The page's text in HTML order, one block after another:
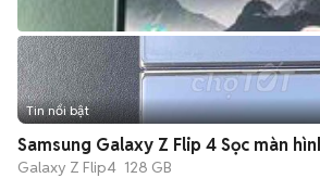
Tin nổi bật
Samsung Galaxy Z Flip 4 Sọc màn
Galaxy Z Flip4 128 GB